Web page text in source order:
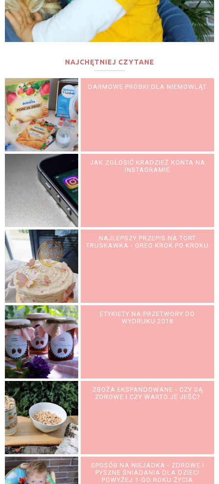
NAJCHĘTNIEJ CZYTANE
DARMOWE PRÓBKI DLA NIEMOWLĄT
JAK ZGŁOSIĆ KRADZIEŻ KONTA NA
INSTAGRAMIE
NAJLEPSZY PRZEPIS NA TORT
TRUSKAWKA - OREO KROK PO KROKU
ETYKIETY NA PRZETWORY DO
WYDRUKU 2018
ZBOŻA EKSPANDOWANE - CZY SĄ
ZDROWE I CZY WARTO JE JEŚĆ?
SPOSÓB NA NIEJADKA - ZDROWE I
PYSZNE ŚNIADANIA DLA DZIECI
POWYŻEJ 1-GO ROKU ŻYCIA